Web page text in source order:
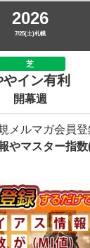
2026
7/25(土)札幌
芝
やイン有利
開幕週
メルマガ会員
やマスター指数